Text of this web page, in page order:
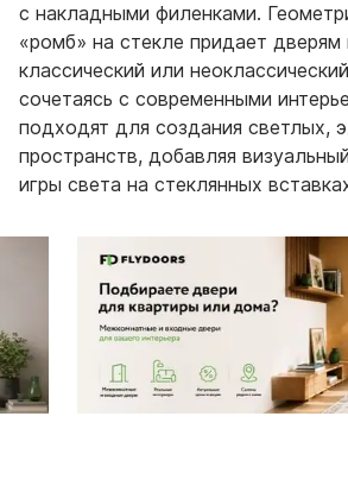
с накладными филенками.
«ромб» на стекле придает дверям
классический или
сочетаясь с современными
подходят для создания светлых,
пространств, добавляя
игры света на стеклянных